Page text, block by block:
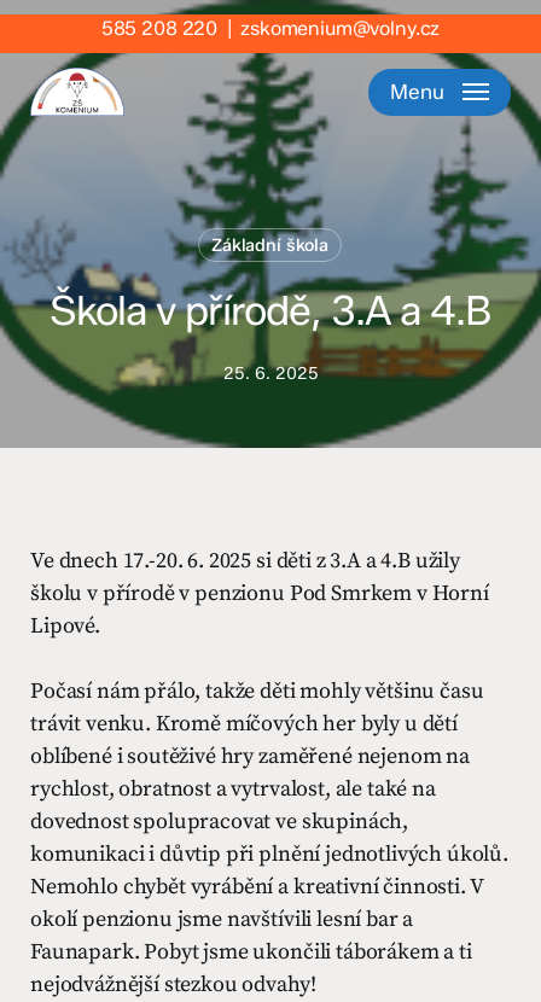
Skip
content
585 208 220 |zskomenium@volny.cz
Menu
Základní škola
Škola v přírodě, 3.A a 4.B
25. 6. 2025
Ve dnech 17.-20. 6. 2025 si děti z 3.A a 4.B užily
školu v přírodě v penzionu Pod Smrkem v Horní
Lipové.
Počasí nám přálo, takže děti mohly většinu času
trávit venku. Kromě míčových her byly u dětí
oblíbené i soutěživé hry zaměřené nejenom na
rychlost, obratnost a vytrvalost, ale také na
dovednost spolupracovat ve skupinách,
komunikaci i důvtip při plnění jednotlivých úkolů.
Nemohlo chybět vyrábění a kreativní činnosti. V
okolí penzionu jsme navštívili lesní bar a
Faunapark. Pobyt jsme ukončili táborákem a ti
nejodvážnější stezkou odvahy!